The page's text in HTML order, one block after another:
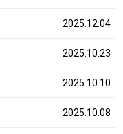
2025.12.04
2025.10.23
2025.10.10
2025.10.08